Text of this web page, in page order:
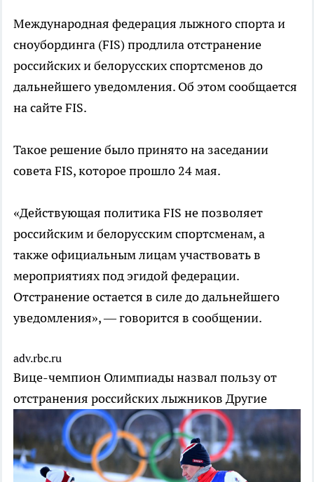
Международная федерация лыжного спорта и
сноубординга (FIS) продлила отстранение
российских и белорусских спортсменов до
дальнейшего уведомления. Об этом сообщается
на сайте FIS.
Такое решение было принято на заседании
совета FIS, которое прошло 24 мая.
«Действующая политика FIS не позволяет
российским и белорусским спортсменам, а
также официальным лицам участвовать в
мероприятиях под эгидой федерации.
Отстранение остается в силе до дальнейшего
уведомления», — говорится в сообщении.
adv.rbc.ru
Вице-чемпион Олимпиады назвал пользу от
отстранения российских лыжников Другие